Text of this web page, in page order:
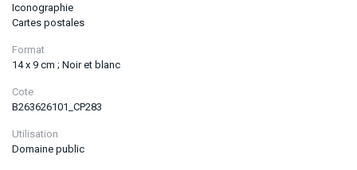
Iconographie
Cartes postales
Format
14 x 9 cm ; Noir et blanc
Cote
B263626101_CP283
Utilisation
Domaine public